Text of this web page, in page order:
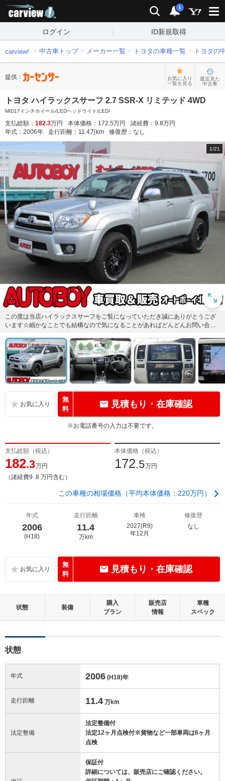
検索 通知
i
ログイン ID新規取得
carview! 中古車トップ メーカー一覧 トヨタの車種一覧 トヨタの
提供：
お気に入り
一覧を見る
最近見た
中古車
トヨタ ハイラックスサーフ 2.7 SSR-X リミテッド 4WD
MID17インチホイール/LEDヘッドライト/LED/
支払総額： 182.3万円 本体価格： 172.5万円 諸経費： 9.8万円
年式： 2006年 走行距離： 11.4万km 修復歴： なし
1/21
この度は当店ハイラックスサーフをご覧になっていただき誠にありがとうござ
います☆細かなことでも結構なので気になることがあればどんどんお問い合わ
無
料
見積もり・在庫確認
※お電話番号の入力は不要です。
支払総額（税込）
182.3万円
（諸経費9 .8 万円含む）
本体価格（税込）
172.5万円
この車種の相場価格（平均本体価格：220万円）
年式
2006
(H18)
走行距離
11.4
万km
車検
2027(R9)
年12月
修復歴
なし
無
料
見積もり・在庫確認
状態 装備
購入
プラン
販売店
情報
車種
スペック
状態
年式 2006 (H18)年
走行距離 11.4 万km
法定整備
法定整備付
法定12ヶ月点検付※貨物など一部車両は6ヶ月
点検
保証付
詳細については、販売店にご確認ください。